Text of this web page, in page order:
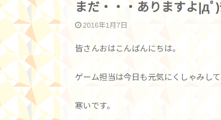
まだ・・・ありますよ|дﾟ)
2016年1月7日
皆さんおはこんばんにちは。
ゲーム担当は今日も元気にくしゃみし
寒いです。